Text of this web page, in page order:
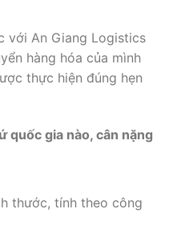
với An Giang Logistics
hàng hóa của mình
thực hiện đúng hẹn
quốc gia nào, cân nặng
thước, tính theo công